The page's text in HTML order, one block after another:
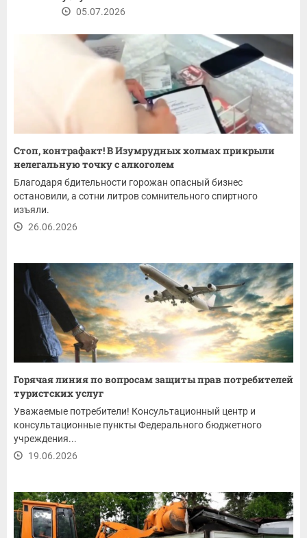
05.07.2026
Стоп, контрафакт! В Изумрудных холмах прикрыли
нелегальную точку с алкоголем
Благодаря бдительности горожан опасный бизнес
остановили, а сотни литров сомнительного спиртного
изъяли.
26.06.2026
Горячая линия по вопросам защиты прав потребителей
туристских услуг
Уважаемые потребители! Консультационный центр и
консультационные пункты Федерального бюджетного
учреждения...
19.06.2026